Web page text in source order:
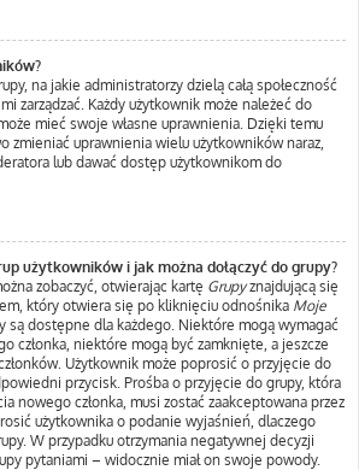
na jakie administratorzy dzielą całą społeczność
zarządzać. Każdy użytkownik może należeć do
mieć swoje własne uprawnienia. Dzięki temu
zmieniać uprawnienia wielu użytkowników naraz,
lub dawać dostęp użytkownikom do
użytkowników i jak można dołączyć do grupy?
zobaczyć, otwierając kartę Grupyznajdującą się
który otwiera się po kliknięciu odnośnika Moje
są dostępne dla każdego. Niektóre mogą wymagać
członka, niektóre mogą być zamknięte, a jeszcze
Użytkownik może poprosić o przyjęcie do
przycisk. Prośba o przyjęcie do grupy, która
nowego członka, musi zostać zaakceptowana przez
użytkownika o podanie wyjaśnień, dlaczego
W przypadku otrzymania negatywnej decyzji
pytaniami – widocznie miał on swoje powody.